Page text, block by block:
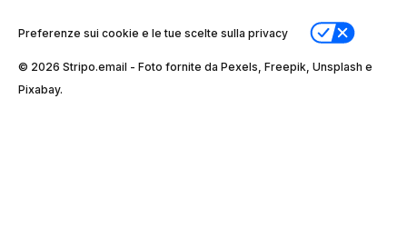
Preferenze sui cookie e le tue scelte sulla privacy
© 2026 Stripо.email - Foto fornite da Pexels, Freepik, Unsplash e
Pixabay.